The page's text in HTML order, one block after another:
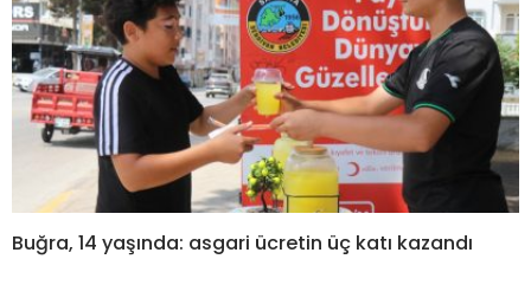
Buğra, 14 yaşında: asgari ücretin üç katı kazandı